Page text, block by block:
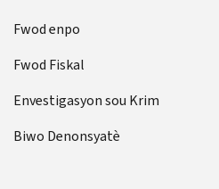
Fwod enpo
Fwod Fiskal
Envestigasyon sou Krim
Biwo Denonsyatè